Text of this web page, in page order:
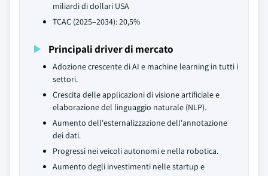
miliardi di dollari USA
TCAC (2025–2034): 20,5%
Principali driver di mercato
Adozione crescente di AI e machine learning in tutti i
settori.
Crescita delle applicazioni di visione artificiale e
elaborazione del linguaggio naturale (NLP).
Aumento dell'esternalizzazione dell'annotazione
dei dati.
Progressi nei veicoli autonomi e nella robotica.
Aumento degli investimenti nelle startup e